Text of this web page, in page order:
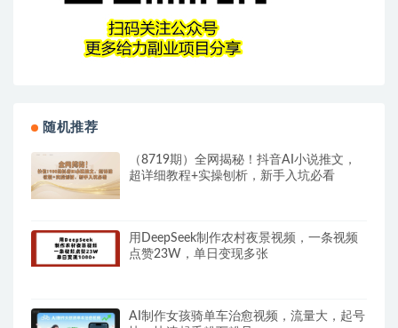
随机推荐
（8719期）全网揭秘！抖音AI小说推文，
超详细教程+实操刨析，新手入坑必看
用DeepSeek制作农村夜景视频，一条视频
点赞23W，单日变现多张
AI制作女孩骑单车治愈视频，流量大，起号